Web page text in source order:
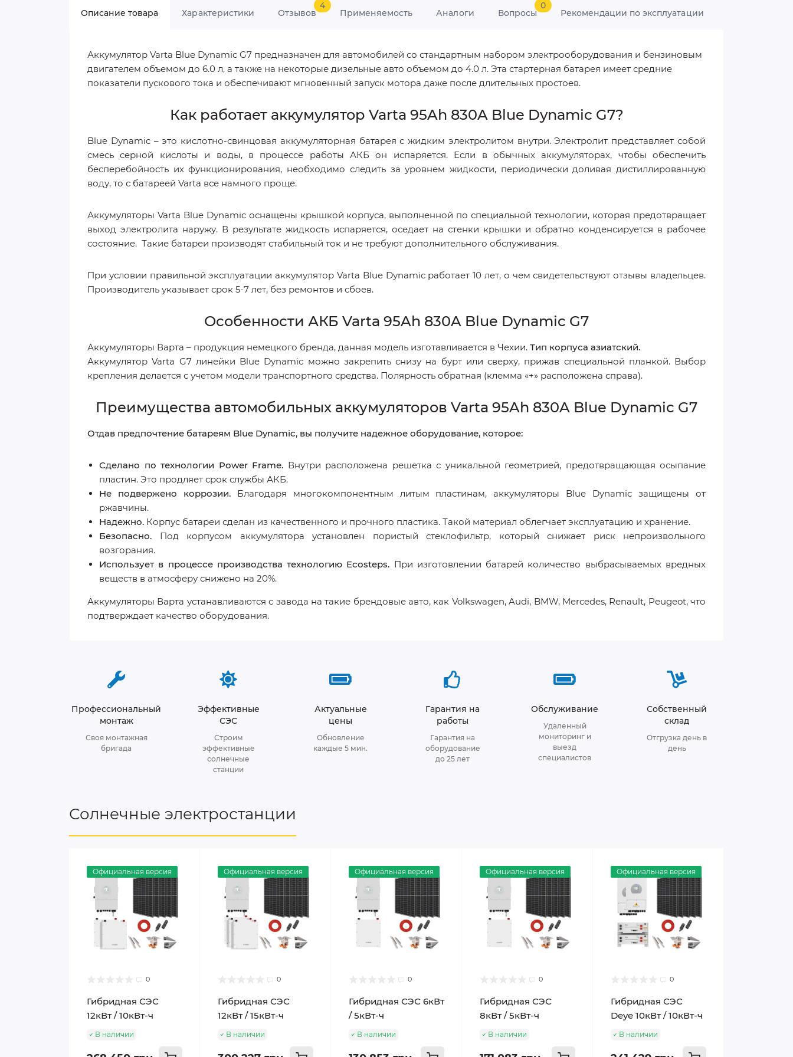
Описание товара Характеристики Отзывов
4
Применяемость Аналоги Вопросы
0
Рекомендации по эксплуатации
Аккумулятор Varta Blue Dynamic G7 предназначен для автомобилей со стандартным набором электрооборудования и бензиновым
двигателем объемом до 6.0 л, а также на некоторые дизельные авто объемом до 4.0 л. Эта стартерная батарея имеет средние
показатели пускового тока и обеспечивают мгновенный запуск мотора даже после длительных простоев.
Как работает аккумулятор Varta 95Ah 830A Blue Dynamic G7?
Blue Dynamic – это кислотно-свинцовая аккумуляторная батарея с жидким электролитом внутри. Электролит представляет собой
смесь серной кислоты и воды, в процессе работы АКБ он испаряется. Если в обычных аккумуляторах, чтобы обеспечить
бесперебойность их функционирования, необходимо следить за уровнем жидкости, периодически доливая дистиллированную
воду, то с батареей Varta все намного проще.
Аккумуляторы Varta Blue Dynamic оснащены крышкой корпуса, выполненной по специальной технологии, которая предотвращает
выход электролита наружу. В результате жидкость испаряется, оседает на стенки крышки и обратно конденсируется в рабочее
состояние. Такие батареи производят стабильный ток и не требуют дополнительного обслуживания.
При условии правильной эксплуатации аккумулятор Varta Blue Dynamic работает 10 лет, о чем свидетельствуют отзывы владельцев.
Производитель указывает срок 5-7 лет, без ремонтов и сбоев.
Особенности АКБ Varta 95Ah 830A Blue Dynamic G7
Аккумуляторы Варта – продукция немецкого бренда, данная модель изготавливается в Чехии. Тип корпуса азиатский.
Аккумулятор Varta G7 линейки Blue Dynamic можно закрепить снизу на бурт или сверху, прижав специальной планкой. Выбор
крепления делается с учетом модели транспортного средства. Полярность обратная (клемма «+» расположена справа).
Преимущества автомобильных аккумуляторов Varta 95Ah 830A Blue Dynamic G7
Отдав предпочтение батареям Blue Dynamic, вы получите надежное оборудование, которое:
Сделано по технологии Power Frame. Внутри расположена решетка с уникальной геометрией, предотвращающая осыпание
пластин. Это продляет срок службы АКБ.
Не подвержено коррозии.Благодаря многокомпонентным литым пластинам, аккумуляторы Blue Dynamic защищены от
ржавчины.
Надежно. Корпус батареи сделан из качественного и прочного пластика. Такой материал облегчает эксплуатацию и хранение.
Безопасно. Под корпусом аккумулятора установлен пористый стеклофильтр, который снижает риск непроизвольного
возгорания.
Использует в процессе производства технологию Ecosteps. При изготовлении батарей количество выбрасываемых вредных
веществ в атмосферу снижено на 20%.
Аккумуляторы Варта устанавливаются с завода на такие брендовые авто, как Volkswagen, Audi, BMW, Mercedes, Renault, Peugeot, что
подтверждает качество оборудования.
Профессиональный
монтаж
Своя монтажная
бригада
Эффективные
СЭС
Строим
эффективные
солнечные
станции
Актуальные
цены
Обновление
каждые 5 мин.
Гарантия на
работы
Гарантия на
оборудование
до 25 лет
Обслуживание
Удаленный
мониторинг и
выезд
специалистов
Собственный
склад
Отгрузка день в
день
Солнечные электростанции
Официальная версия
0
Гибридная СЭС
12кВт / 10кВт-ч
В наличии
Официальная версия
0
Гибридная СЭС
12кВт / 15кВт-ч
В наличии
Официальная версия
0
Гибридная СЭС 6кВт
/ 5кВт-ч
В наличии
Официальная версия
0
Гибридная СЭС
8кВт / 5кВт-ч
В наличии
Официальная версия
0
Гибридная СЭС
Deye 10кВт / 10кВт-ч
В наличии